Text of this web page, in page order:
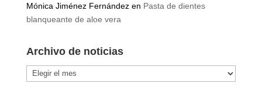
Mónica Jiménez Fernándezen Pasta de dientes
blanqueante de aloe vera
Archivo de noticias
Archivo
de